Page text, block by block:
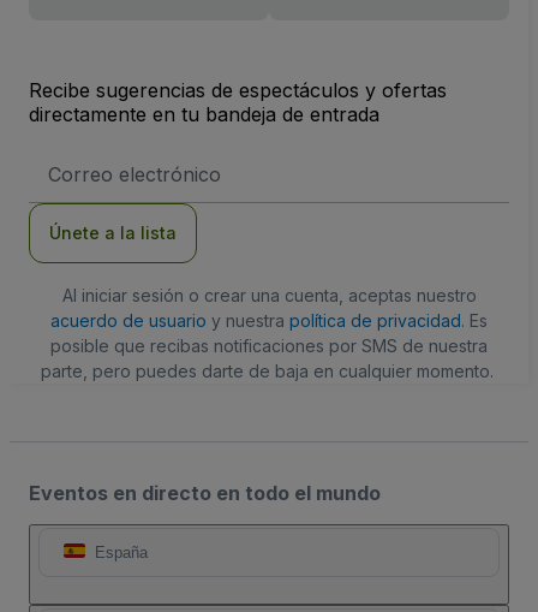
Recibe sugerencias de espectáculos y ofertas
directamente en tu bandeja de entrada
de
Únete a la lista
Al iniciar sesión o crear una cuenta, aceptas nuestro
acuerdo de usuario y nuestra política de privacidad. Es
posible que recibas notificaciones por SMS de nuestra
parte, pero puedes darte de baja en cualquier momento.
Eventos en directo en todo el mundo
España